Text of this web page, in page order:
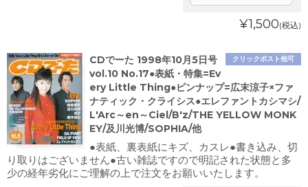
¥1,500(税込)
クリックポスト他可
CDでーた 1998年10月5日号
vol.10 No.17●表紙・特集=Ev
ery Little Thing●ピンナップ=広末涼子×ファ
ナティック・クライシス●エレファントカシマシ/
L'Arc～en～Ciel/B'z/THE YELLOW MONK
EY/及川光博/SOPHIA/他
●表紙、裏表紙にキズ、カスレ●書き込み、切
り取りはございません●古い雑誌ですので明記された状態と多
少の経年劣化にご理解の上で注文をお願いいたします。